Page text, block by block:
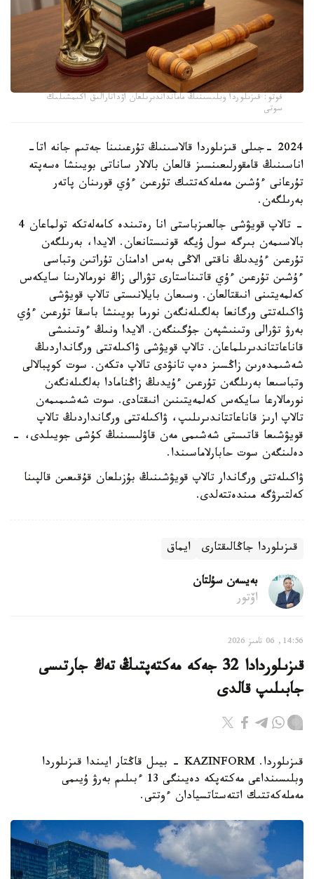
فوتو: قىزىلوردا وبلىسىنىڭ مامانداندىرىلعان اۋدانارالىق اكىمشىلىك
سوتى
2024 -جىلى قىزىلوردا قالاسىنىڭ تۇرعىنىنا جەتىم جانە اتا-
اناسىنىڭ قامقورلىعىنسىز قالعان بالالار ساناتى بويىنشا ەسەپتە
تۇرعانى ءۇشىن مەملەكەتتىك تۇرعىن ءۇي قورىنان پاتەر
بەرىلگەن.
- تالاپ قويۋشى جالعىزباستى انا رەتىندە كامەلەتكە تولماعان 4
بالاسىمەن بىرگە سول ۇيگە قونىستانعان. الايدا، بەرىلگەن
تۇرعىن ءۇيدىڭ ناقتى الاڭى بەس ادامنان تۇراتىن وتباسى
ءۇشىن تۇرعىن ءۇي قاتىناستارى تۋرالى زاڭ نورمالارىنا سايكەس
كەلمەيتىنى انىقتالعان. وسىعان بايلانىستى تالاپ قويۋشى
ۋاكىلەتتى ورگانعا بەلگىلەنگەن نورما بويىنشا باسقا تۇرعىن ءۇي
بەرۋ تۋرالى وتىنىشپەن جۇگىنگەن. الايدا ونىڭ ءوتىنىشى
قاناعاتتاندىرىلماعان. تالاپ قويۋشى ۋاكىلەتتى ورگانداردىڭ
شەشىمدەرىن زاڭسىز دەپ تانۋدى تالاپ ەتكەن. سوت كوپبالالى
وتباسىعا بەرىلگەن تۇرعىن ءۇيدىڭ زاڭنامادا بەلگىلەنگەن
نورمالارعا سايكەس كەلمەيتىنىن انىقتادى. سوت شەشىمىمەن
تالاپ ارىز قاناعاتتاندىرىلىپ، ۋاكىلەتتى ورگانداردىڭ تالاپ
قويۋشىعا قاتىستى شەشىمى مەن قاۋلىسىنىڭ كۇشى جويىلدى، -
دەلىنگەن سوت حابارلاماسىندا.
ۋاكىلەتتى ورگاندار تالاپ قويۋشىنىڭ بۇزىلعان قۇقىعىن قالپىنا
كەلتىرۋگە مىندەتتەلدى.
قىزىلوردا جاڭالىقتارى ايماق
بەيسەن سۇلتان
اۆتور
14:56, 06 تامىز 2026
قىزىلوردادا 32 جەكە مەكتەپتىڭ تەڭ جارتىسى
جابىلىپ قالدى
قىزىلوردا. KAZINFORM - بيىل قاڭتار ايىندا قىزىلوردا
وبلىسىنداعى مەكتەپكە دەيىنگى 13 ءبىلىم بەرۋ ۇيىمى
مەملەكەتتىك اتتەستاتسيادان ءوتتى.